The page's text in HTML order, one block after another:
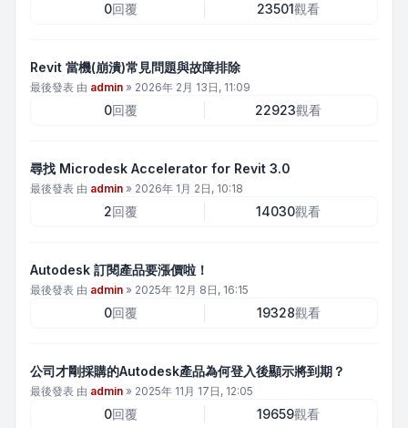
0回覆 23501觀看
Revit 當機(崩潰)常見問題與故障排除
最後發表 由 admin » 2026年 2月 13日, 11:09
0回覆 22923觀看
尋找 Microdesk Accelerator for Revit 3.0
最後發表 由 admin » 2026年 1月 2日, 10:18
2回覆 14030觀看
Autodesk 訂閱產品要漲價啦！
最後發表 由 admin » 2025年 12月 8日, 16:15
0回覆 19328觀看
公司才剛採購的Autodesk產品為何登入後顯示將到期？
最後發表 由 admin » 2025年 11月 17日, 12:05
0回覆 19659觀看